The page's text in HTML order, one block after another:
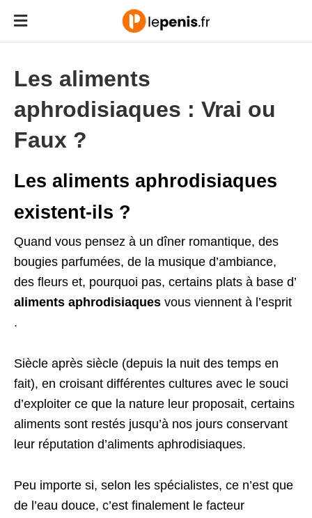
Les aliments
aphrodisiaques : Vrai ou
Faux ?
Les aliments aphrodisiaques
existent-ils ?
Quand vous pensez à un dîner romantique, des
bougies parfumées, de la musique d’ambiance,
des fleurs et, pourquoi pas, certains plats à base d’
aliments aphrodisiaques vous viennent à l’esprit
.
Siècle après siècle (depuis la nuit des temps en
fait), en croisant différentes cultures avec le souci
d’exploiter ce que la nature leur proposait, certains
aliments sont restés jusqu’à nos jours conservant
leur réputation d’aliments aphrodisiaques.
Peu importe si, selon les spécialistes, ce n’est que
de l’eau douce, c’est finalement le facteur